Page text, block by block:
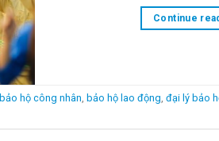
Continue
bảo hộ công nhân, bảo hộ lao động, đại lý bảo